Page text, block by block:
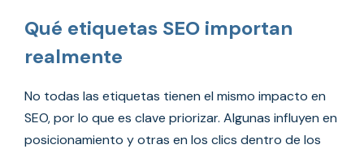
Qué etiquetas SEO importan
realmente
No todas las etiquetas tienen el mismo impacto en
SEO, por lo que es clave priorizar. Algunas influyen en
posicionamiento y otras en los clics dentro de los